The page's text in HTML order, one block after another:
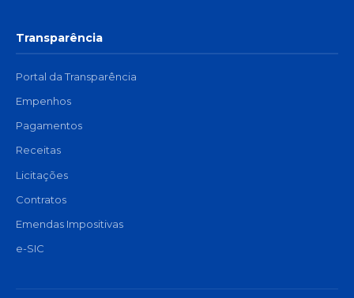
Transparência
Portal da Transparência
Empenhos
Pagamentos
Receitas
Licitações
Contratos
Emendas Impositivas
e-SIC